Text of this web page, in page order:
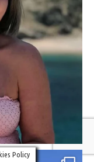
Policy